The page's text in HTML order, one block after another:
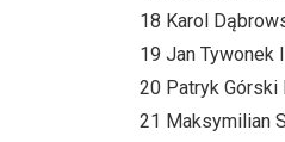
18 Karol
19 Jan Tywonek
20 Patryk
21 Maksymilian